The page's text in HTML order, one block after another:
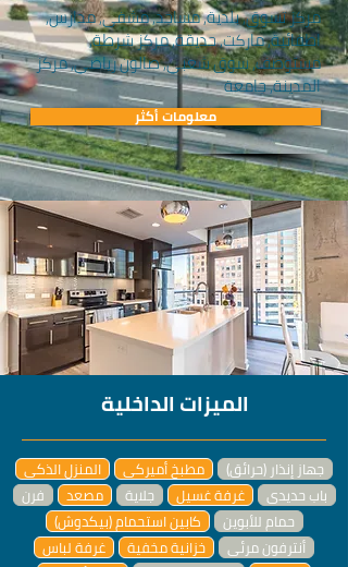
مركز تسوق, بلدية, مساجد, مشفى, مدارس,
اطفائية, ماركت, حديقة, مركز شرطة,
مستوصف, سوق شعبي, صالون رياضي, مركز
المدينة, جامعة
معلومات أكثر
الميزات الداخلية
المنزل الذكي مطبخ أميركي
جهاز إنذار (حرائق)
فرن
مصعد جلاية غرفة غسيل
باب حديدي
كابين استحمام (بيكدوش)
حمام للأبوين
غرفة لباس
خزانية مخفية
أنترفون مرئي